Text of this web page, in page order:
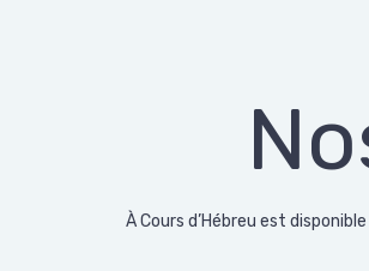
À Cours d’Hébreu est